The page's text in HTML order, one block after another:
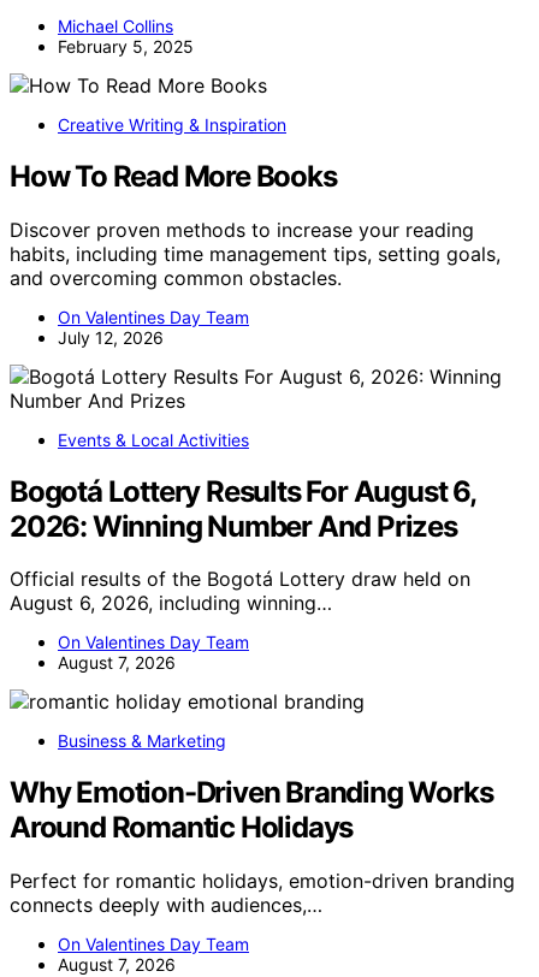
Michael Collins
February 5, 2025
Creative Writing & Inspiration
How To Read More Books
Discover proven methods to increase your reading
habits, including time management tips, setting goals,
and overcoming common obstacles.
On Valentines Day Team
July 12, 2026
Events & Local Activities
Bogotá Lottery Results For August 6,
2026: Winning Number And Prizes
Official results of the Bogotá Lottery draw held on
August 6, 2026, including winning…
On Valentines Day Team
August 7, 2026
Business & Marketing
Why Emotion-Driven Branding Works
Around Romantic Holidays
Perfect for romantic holidays, emotion-driven branding
connects deeply with audiences,…
On Valentines Day Team
August 7, 2026